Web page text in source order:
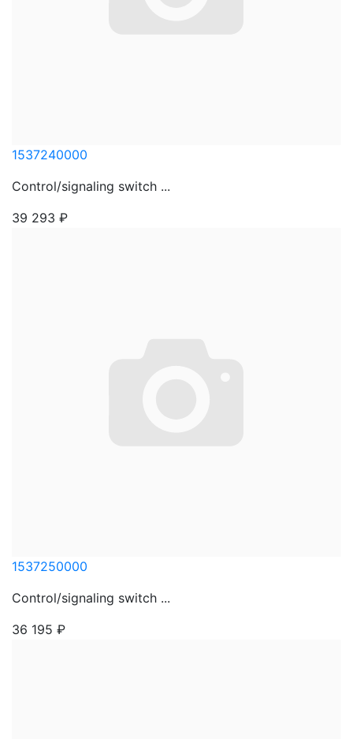
1537240000
Control/signaling switch ...
39 293 ₽
1537250000
Control/signaling switch ...
36 195 ₽